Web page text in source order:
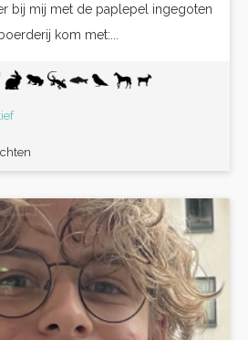
bij mij met de paplepel ingegoten
kom met:...